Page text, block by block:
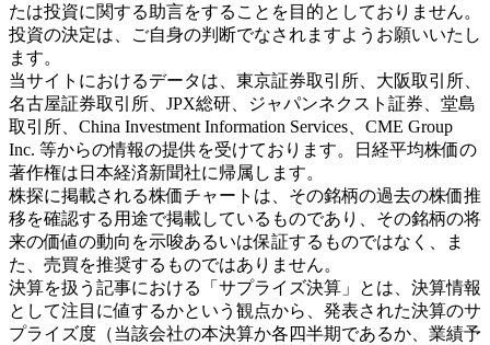
たは投資に関する助言をすることを目的としておりません。
投資の決定は、ご自身の判断でなされますようお願いいたし
ます。
当サイトにおけるデータは、東京証券取引所、大阪取引所、
名古屋証券取引所、JPX総研、ジャパンネクスト証券、堂島
取引所、China Investment Information Services、CME Group
Inc. 等からの情報の提供を受けております。日経平均株価の
著作権は日本経済新聞社に帰属します。
株探に掲載される株価チャートは、その銘柄の過去の株価推
移を確認する用途で掲載しているものであり、その銘柄の将
来の価値の動向を示唆あるいは保証するものではなく、ま
た、売買を推奨するものではありません。
決算を扱う記事における「サプライズ決算」とは、決算情報
として注目に値するかという観点から、発表された決算のサ
プライズ度（当該会社の本決算か各四半期であるか、業績予